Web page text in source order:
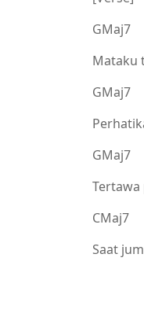
Mataku
Tertawa
Saat